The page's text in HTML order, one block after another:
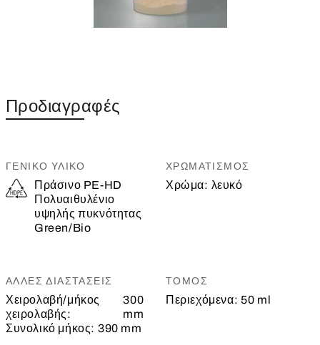
Προδιαγραφές
ΓΕΝΙΚΌ ΥΛΙΚΌ
Πράσινο PE-HD
Πολυαιθυλένιο
υψηλής πυκνότητας
Green/Bio
ΧΡΩΜΑΤΙΣΜΌΣ
Χρώμα: λευκό
ΆΛΛΕΣ ΔΙΑΣΤΆΣΕΙΣ
Χειρολαβή/μήκος
χειρολαβής:
300
mm
Συνολικό μήκος: 390 mm
ΤΌΜΟΣ
Περιεχόμενα: 50 ml